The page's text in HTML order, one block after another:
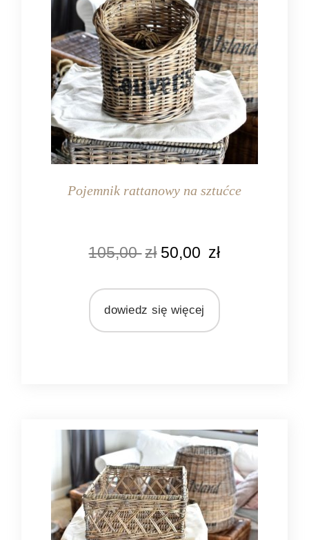
Pojemnik rattanowy na sztućce
naturalny rattan105,00zł 50,00 zł
dowiedz się więcej